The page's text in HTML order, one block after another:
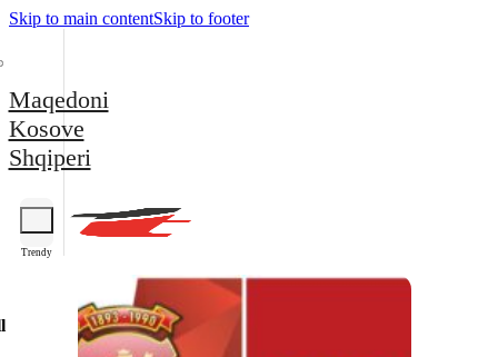
Skip to main contentSkip to footer
Maqedoni
Kosove
Shqiperi
Trendy